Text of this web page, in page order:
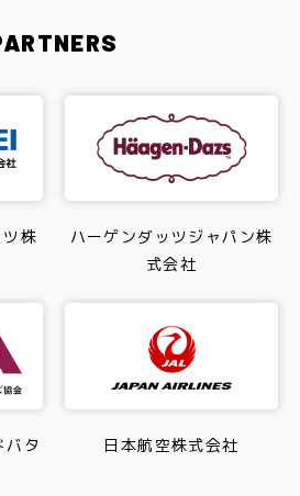
株
ハーゲンダッツジャパン株
式会社
タ
日本航空株式会社